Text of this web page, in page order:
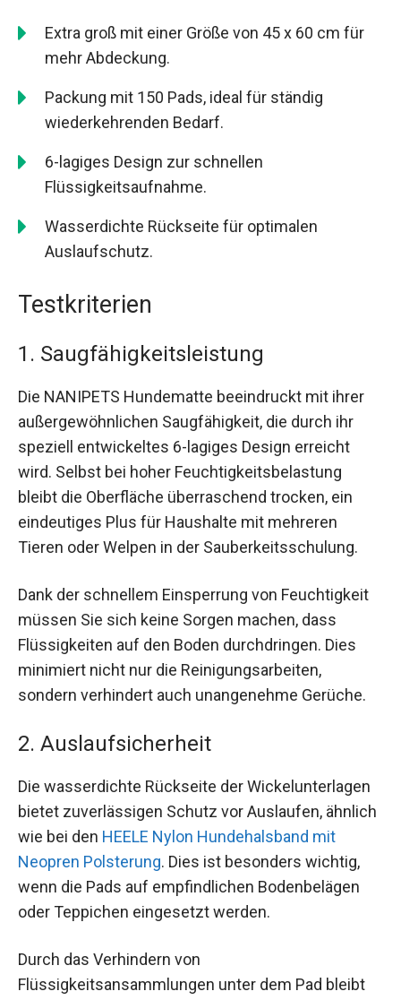
Extra groß mit einer Größe von 45 x 60 cm für
mehr Abdeckung.
Packung mit 150 Pads, ideal für ständig
wiederkehrenden Bedarf.
6-lagiges Design zur schnellen
Flüssigkeitsaufnahme.
Wasserdichte Rückseite für optimalen
Auslaufschutz.
Testkriterien
1. Saugfähigkeitsleistung
Die NANIPETS Hundematte beeindruckt mit ihrer
außergewöhnlichen Saugfähigkeit, die durch ihr
speziell entwickeltes 6-lagiges Design erreicht
wird. Selbst bei hoher Feuchtigkeitsbelastung
bleibt die Oberfläche überraschend trocken, ein
eindeutiges Plus für Haushalte mit mehreren
Tieren oder Welpen in der Sauberkeitsschulung.
Dank der schnellem Einsperrung von Feuchtigkeit
müssen Sie sich keine Sorgen machen, dass
Flüssigkeiten auf den Boden durchdringen. Dies
minimiert nicht nur die Reinigungsarbeiten,
sondern verhindert auch unangenehme Gerüche.
2. Auslaufsicherheit
Die wasserdichte Rückseite der Wickelunterlagen
bietet zuverlässigen Schutz vor Auslaufen, ähnlich
wie bei den HEELE Nylon Hundehalsband mit
Neopren Polsterung. Dies ist besonders wichtig,
wenn die Pads auf empfindlichen Bodenbelägen
oder Teppichen eingesetzt werden.
Durch das Verhindern von
Flüssigkeitsansammlungen unter dem Pad bleibt